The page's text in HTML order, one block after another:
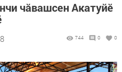
чăвашсен Акатуйӗ
744 0 0